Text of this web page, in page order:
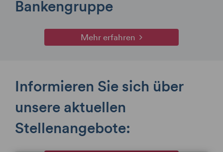
Bankengruppe
Mehr erfahren
Informieren Sie sich über
unsere aktuellen
Stellenangebote: